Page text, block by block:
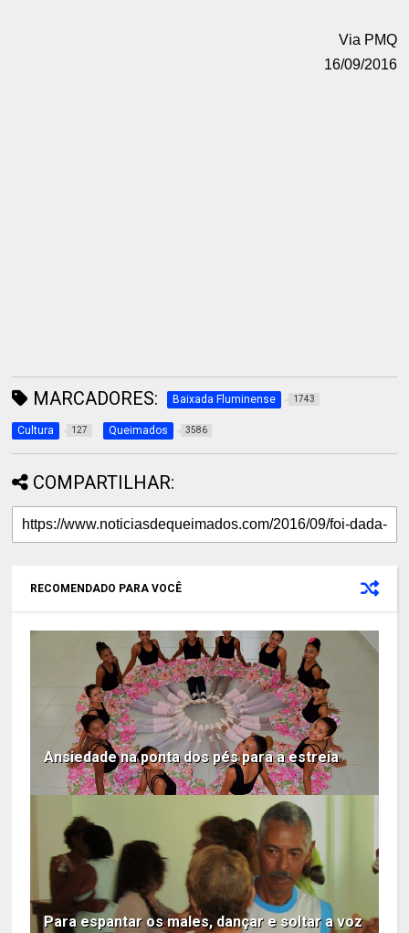
Via PMQ
16/09/2016
MARCADORES: Baixada Fluminense 1743
Cultura 127 Queimados 3586
COMPARTILHAR:
RECOMENDADO PARA VOCÊ
Ansiedade na ponta dos pés para a estreia
Para espantar os males, dançar e soltar a voz